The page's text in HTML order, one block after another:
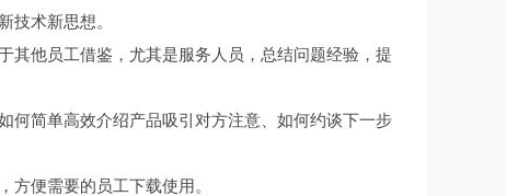
术新思想。
他员工借鉴，尤其是服务人员，总结问题经验，提
简单高效介绍产品吸引对方注意、如何约谈下一步
便需要的员工下载使用。